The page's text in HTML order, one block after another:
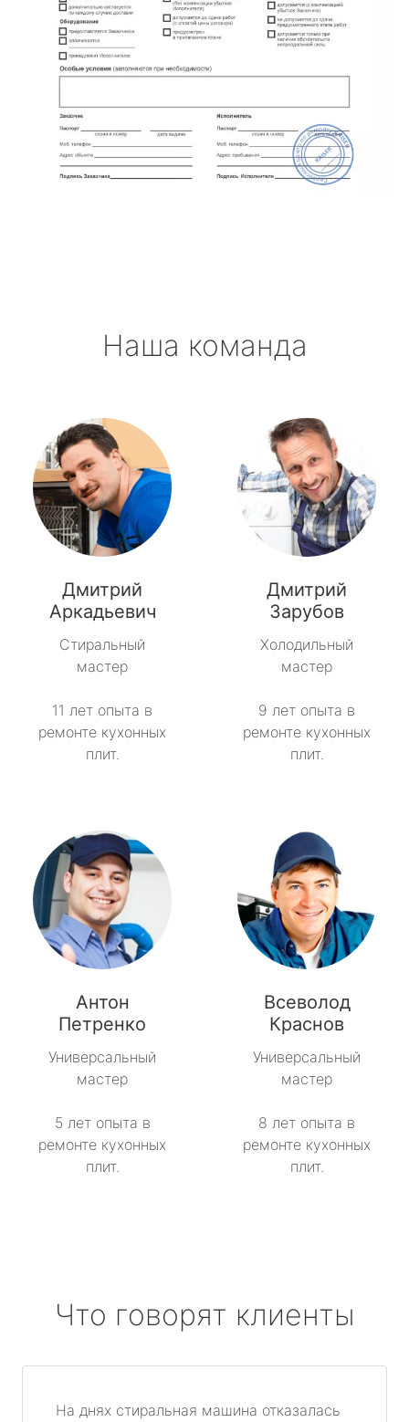
Наша команда
Дмитрий
Аркадьевич
Стиральный
мастер
11 лет опыта в
ремонте кухонных
плит.
Дмитрий
Зарубов
Холодильный
мастер
9 лет опыта в
ремонте кухонных
плит.
Антон
Петренко
Универсальный
мастер
5 лет опыта в
ремонте кухонных
плит.
Всеволод
Краснов
Универсальный
мастер
8 лет опыта в
ремонте кухонных
плит.
Что говорят клиенты
На днях стиральная машина отказалась